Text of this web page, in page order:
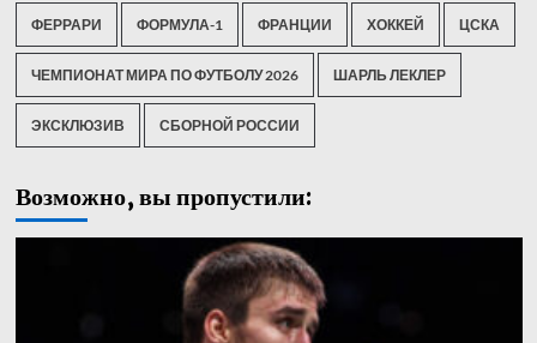
ФЕРРАРИ ФОРМУЛА-1 ФРАНЦИИ ХОККЕЙ ЦСКА
ЧЕМПИОНАТ МИРА ПО ФУТБОЛУ 2026 ШАРЛЬ ЛЕКЛЕР
ЭКСКЛЮЗИВ СБОРНОЙ РОССИИ
Возможно, вы пропустили: